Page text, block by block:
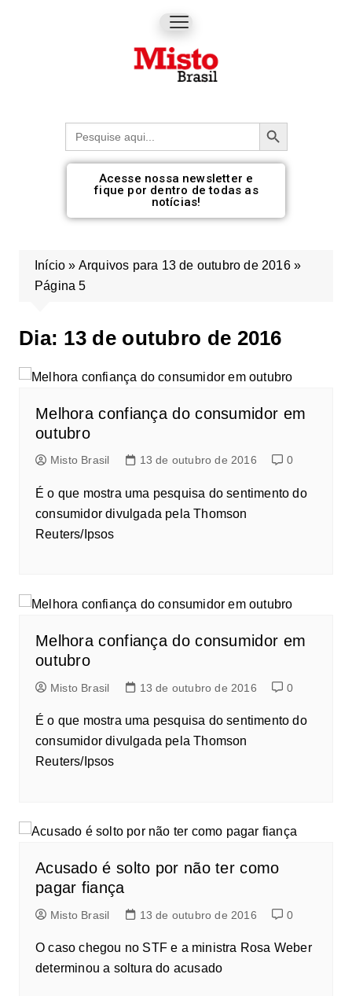
Procurar: Botão de pesquisa
Acesse nossa newsletter e
fique por dentro de todas as
notícias!
Início » Arquivos para 13 de outubro de 2016»
Página 5
Dia: 13 de outubro de 2016
Melhora confiança do consumidor em
outubro
Misto Brasil 13 de outubro de 2016 0
É o que mostra uma pesquisa do sentimento do
consumidor divulgada pela Thomson
Reuters/Ipsos
Melhora confiança do consumidor em
outubro
Misto Brasil 13 de outubro de 2016 0
É o que mostra uma pesquisa do sentimento do
consumidor divulgada pela Thomson
Reuters/Ipsos
Acusado é solto por não ter como
pagar fiança
Misto Brasil 13 de outubro de 2016 0
O caso chegou no STF e a ministra Rosa Weber
determinou a soltura do acusado